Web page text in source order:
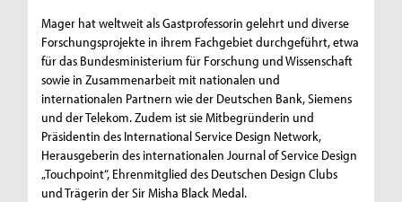
Mager hat weltweit als Gastprofessorin gelehrt und diverse
Forschungsprojekte in ihrem Fachgebiet durchgeführt, etwa
für das Bundesministerium für Forschung und Wissenschaft
sowie in Zusammenarbeit mit nationalen und
internationalen Partnern wie der Deutschen Bank, Siemens
und der Telekom. Zudem ist sie Mitbegründerin und
Präsidentin des International Service Design Network,
Herausgeberin des internationalen Journal of Service Design
„Touchpoint“, Ehrenmitglied des Deutschen Design Clubs
und Trägerin der Sir Misha Black Medal.